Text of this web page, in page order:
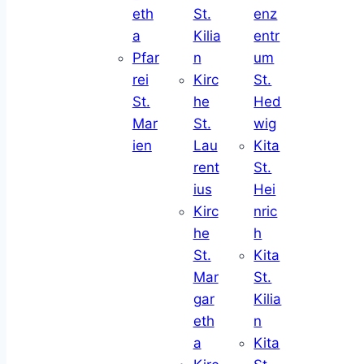
eth
a
Pfar
rei
St.
Mar
ien
St.
Kilia
n
Kirc
he
St.
Lau
rent
ius
Kirc
he
St.
Mar
gar
eth
a
enz
entr
um
St.
Hed
wig
Kita
St.
Hei
nric
h
Kita
St.
Kilia
n
Kita